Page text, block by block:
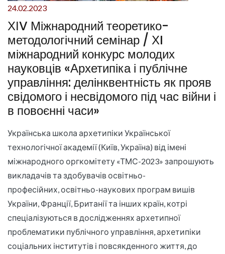
24.02.2023
ХІV Міжнародний теоретико-
методологічний семінар / ХI
міжнародний конкурс молодих
науковців «Архетипіка і публічне
управління: делінквентність як прояв
свідомого і несвідомого під час війни і
в повоєнні часи»
Українська школа архетипіки Української
технологічної академії (Київ, Україна) від імені
міжнародного оргкомітету «ТМС-2023» запрошують
викладачів та здобувачів освітньо-
професійних, освітньо-наукових програм вишів
України, Франції, Британії та інших країн, котрі
спеціалізуються в дослідженнях архетипної
проблематики публічного управління, архетипіки
соціальних інститутів і повсякденного життя, до